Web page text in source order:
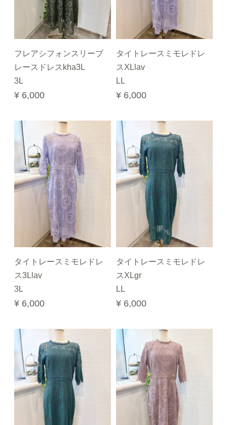
フレアシフォンスリーブ
レースドレスkha3L
3L
¥ 6,000
タイトレースミモレドレ
スXLlav
LL
¥ 6,000
タイトレースミモレドレ
ス3Llav
3L
¥ 6,000
タイトレースミモレドレ
スXLgr
LL
¥ 6,000